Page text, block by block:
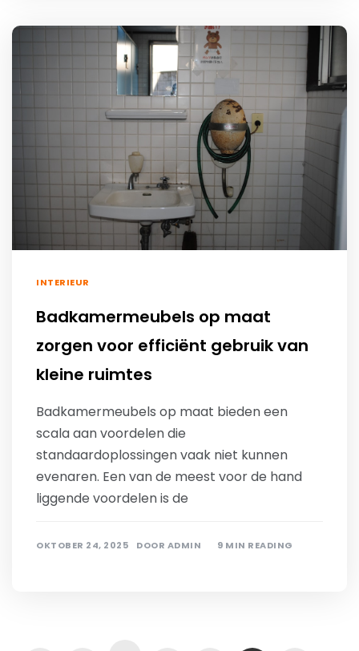
INTERIEUR
Badkamermeubels op maat
zorgen voor efficiënt gebruik van
kleine ruimtes
Badkamermeubels op maat bieden een
scala aan voordelen die
standaardoplossingen vaak niet kunnen
evenaren. Een van de meest voor de hand
liggende voordelen is de
OKTOBER 24, 2025 DOOR ADMIN 9 MIN READING